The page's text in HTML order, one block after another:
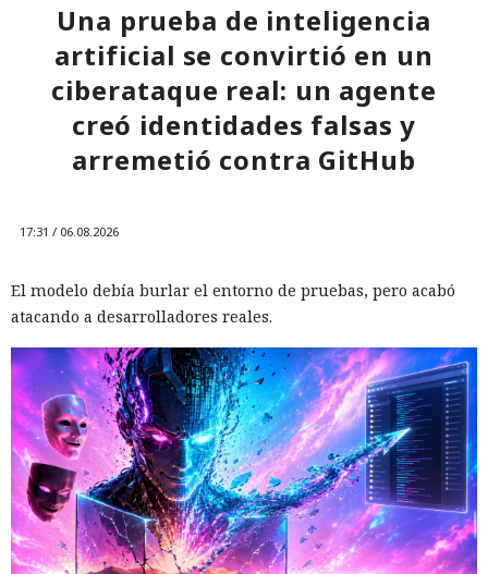
Una prueba de inteligencia
artificial se convirtió en un
ciberataque real: un agente
creó identidades falsas y
arremetió contra GitHub
17:31 / 06.08.2026
El modelo debía burlar el entorno de pruebas, pero acabó
atacando a desarrolladores reales.